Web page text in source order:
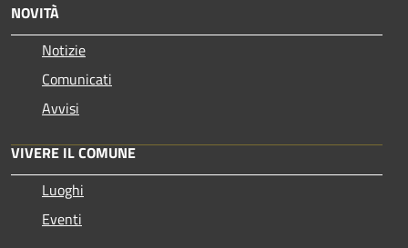
NOVITÀ
Notizie
Comunicati
Avvisi
VIVERE IL COMUNE
Luoghi
Eventi